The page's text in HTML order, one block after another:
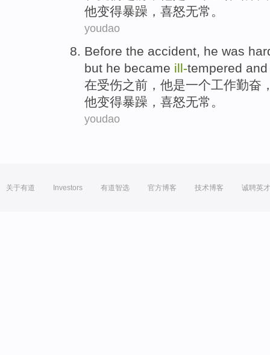
他变得暴躁 ，喜怒无常。
youdao
Before the accident, he was
but he became ill-tempered
在受伤之前 ， 他是一个工作勤奋
他变得暴躁 ，喜怒无常。
youdao
关于有道 Investors 有道智选 官方博客 技术博客 诚聘英才